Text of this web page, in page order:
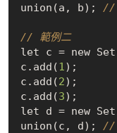
union(a, b); //
// 範例二
let c = new
c.add(1);
c.add(2);
c.add(3);
let d = new
union(c, d); //